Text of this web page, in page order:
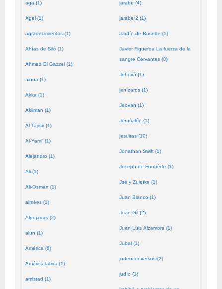
aga (1)
Agel (1)
agradecimientos (1)
Ahías de Siló (1)
Ahmed El Gazzel (1)
aioua (1)
Akka (1)
Akliman (1)
Al-Taysir (1)
Al-Yami' (1)
Alejandro (1)
Ali (1)
Ali-Osmán (1)
almées (1)
Alpujarras (2)
alun (1)
América (6)
América latina (1)
amistad (1)
jarabe (4)
jarabe 2 (1)
Jardín de Rosette (1)
Javier Figueroa La fuerza de la
sangre Cervantes (0)
Jehová (1)
jenízaros (1)
Jeovah (1)
Jerusalén (1)
jesuitas (10)
Jonathan Swift (1)
Joseph de Fonfrède (1)
Jsé y Zuleïka (1)
Juan Blanco (1)
Juan Gil (2)
Juan Luis Alzamora (1)
Jubal (1)
judeoconversos (2)
judío (1)